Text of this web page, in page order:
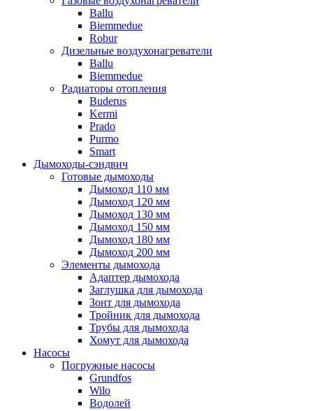
Ballu
Biemmedue
Robur
Дизельные воздухонагреватели
Ballu
Biemmedue
Радиаторы отопления
Buderus
Kermi
Prado
Purmo
Smart
Дымоходы-сэндвич
Готовые дымоходы
Дымоход 110 мм
Дымоход 120 мм
Дымоход 130 мм
Дымоход 150 мм
Дымоход 180 мм
Дымоход 200 мм
Элементы дымохода
Адаптер дымохода
Заглушка для дымохода
Зонт для дымохода
Тройник для дымохода
Трубы для дымохода
Хомут для дымохода
Насосы
Погружные насосы
Grundfos
Wilo
Водолей